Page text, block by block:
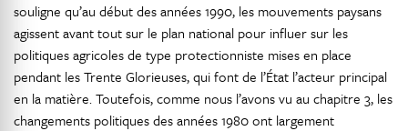
souligne qu’au début des années 1990, les mouvements paysans
agissent avant tout sur le plan national pour influer sur les
politiques agricoles de type protectionniste mises en place
pendant les Trente Glorieuses, qui font de l’État l’acteur principal
en la matière. Toutefois, comme nous l’avons vu au chapitre 3, les
changements politiques des années 1980 ont largement